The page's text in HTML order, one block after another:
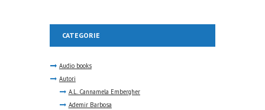
CATEGORIE
Audio books
Autori
A.L. Cannamela Embergher
Ademir Barbosa